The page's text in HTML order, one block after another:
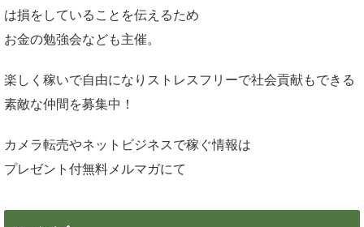
は損をしていることを伝えるため
お金の勉強会なども主催。
楽しく稼いで自由になりストレスフリーで社会貢献もできる
素敵な仲間を募集中！
カメラ転売やネットビジネスで稼ぐ情報は
プレゼント付無料メルマガにて